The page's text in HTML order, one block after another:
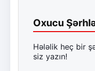
Oxucu
Hələlik heç bir
siz yazın!